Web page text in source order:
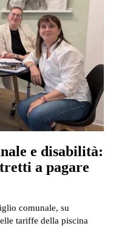
e disabilità:
a pagare
comunale, su
tariffe della piscina